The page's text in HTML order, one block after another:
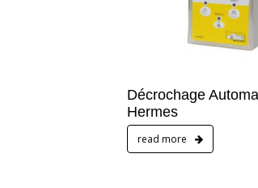
Décrochage
Hermes
read more